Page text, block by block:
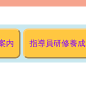
内 指導員研修養成